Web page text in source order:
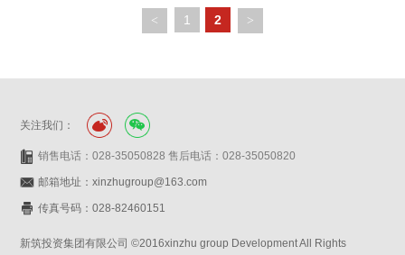
< 1 2 >
关注我们：
销售电话：028-35050828 售后电话：028-35050820
邮箱地址：xinzhugroup@163.com
传真号码：028-82460151
新筑投资集团有限公司 ©2016xinzhu group Development All Rights